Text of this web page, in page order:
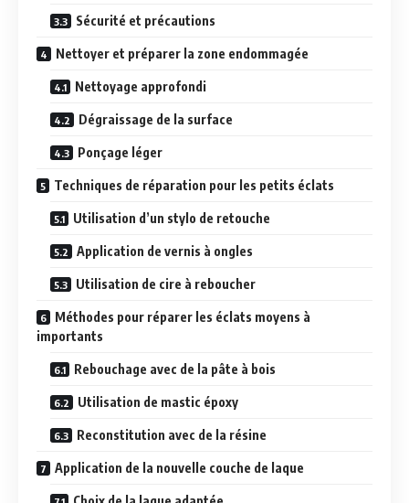
Sécurité et précautions
Nettoyer et préparer la zone endommagée
Nettoyage approfondi
Dégraissage de la surface
Ponçage léger
Techniques de réparation pour les petits éclats
Utilisation d’un stylo de retouche
Application de vernis à ongles
Utilisation de cire à reboucher
Méthodes pour réparer les éclats moyens à
importants
Rebouchage avec de la pâte à bois
Utilisation de mastic époxy
Reconstitution avec de la résine
Application de la nouvelle couche de laque